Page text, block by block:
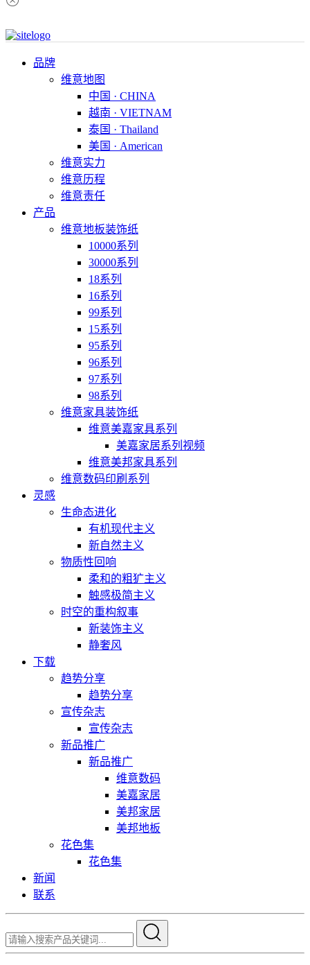
品牌
维意地图
中国 · CHINA
越南 · VIETNAM
泰国 · Thailand
美国 · American
维意实力
维意历程
维意责任
产品
维意地板装饰纸
10000系列
30000系列
18系列
16系列
99系列
15系列
95系列
96系列
97系列
98系列
维意家具装饰纸
维意美嘉家具系列
美嘉家居系列视频
维意美邦家具系列
维意数码印刷系列
灵感
生命态进化
有机现代主义
新自然主义
物质性回响
柔和的粗犷主义
触感极简主义
时空的重构叙事
新装饰主义
静奢风
下载
趋势分享
趋势分享
宣传杂志
宣传杂志
新品推广
新品推广
维意数码
美嘉家居
美邦家居
美邦地板
花色集
花色集
新闻
联系